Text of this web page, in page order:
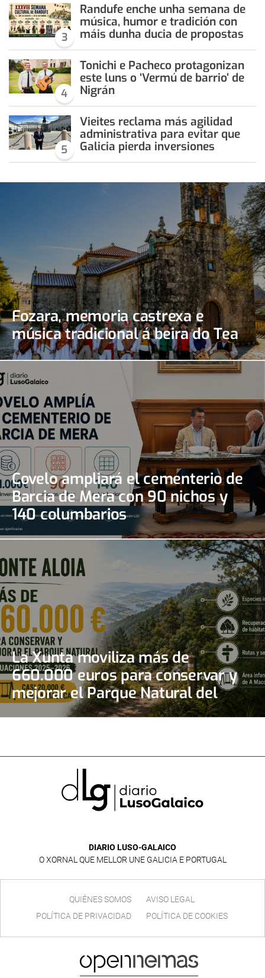
3
Randufe enche unha semana de
música, humor e tradición con
máis dunha ducia de propostas
4
Tonichi e Pacheco protagonizan
este luns o ‘Vermú de barrio’ de
Nigrán
5
Vieites reclama más agilidad
administrativa para evitar que
Galicia pierda inversiones
Fozara, memoria castrexa e
música tradicional á beira do Tea
Covelo ampliará el cementerio de
Barcia de Mera con 90 nichos y
140 columbarios
La Xunta moviliza más de
660.000 euros para conservar y
mejorar el Parque Natural del
Monte Aloia
DIARIO LUSO-GALAICO
O XORNAL QUE MELLOR UNE GALICIA E PORTUGAL
QUIÉNES SOMOS
AVISO LEGAL
POLÍTICA DE PRIVACIDAD
POLÍTICA DE COOKIES